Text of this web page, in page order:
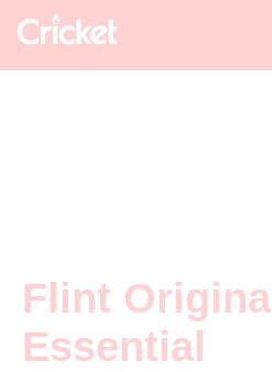
Flint Original
Essential